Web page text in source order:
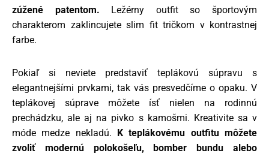
zúžené patentom. Ležérny outfit so športovým
charakterom zaklincujete slim fit tričkom v kontrastnej
farbe.
Pokiaľ si neviete predstaviť teplákovú súpravu s
elegantnejšími prvkami, tak vás presvedčíme o opaku. V
teplákovej súprave môžete ísť nielen na rodinnú
prechádzku, ale aj na pivko s kamošmi. Kreativite sa v
móde medze nekladú. K teplákovému outfitu môžete
zvoliť modernú polokošeľu, bomber bundu alebo